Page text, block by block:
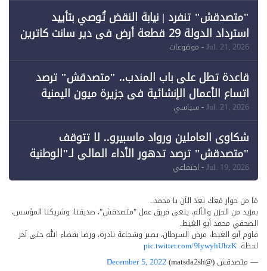
"متصدقش" تنفرد | نيابة النقض تُوصي بتأييد
استرداد الدولة 29 قطعة أرض في دير سانت كاترين
وقبول طعن الحكومة جزئيًا (1)
Jul. 21, 2026- موضوعات
قاعدة تطل على باب المندب.. "متصدقش" ترصد
اتساع الأعمال الإنشائية في جزيرة ميون اليمنية
Jul. 21, 2026- سياسي
شكاوى العاملين ورواد ماسبيرو.. لا تتوقف
"متصدقش" ترصد تدهور الأداء المالي لـ"الوطنية
للإعلام"
Jul. 19, 2026- اجتماعي
مَا من حوار مَعك بعدَ الآن يا محمد..
بمزيد من الحزن والألم، ينعى فريق عمل "متصدقش"، صديقنا، وشريكنا المؤسس،
الصحفي محمد أبو الغيط.
قاوم أبو الغيط، مرض السرطان، بصبر وشجاعة نادرة، ورضا بقضاء الله حتى آخر
لحظة. pic.twitter.com/9lywyhUbzK
— متصدقش (@matsda2sh)
December 5, 2022